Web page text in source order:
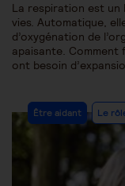
La respiration est un
vies. Automatique,
d’oxygénation de
apaisante.
ont besoin
Post
Category:
Être aidant Le